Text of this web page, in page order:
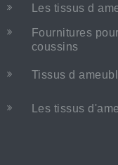
Les tissus d
Fournitures
coussins
Tissus d
Les tissus